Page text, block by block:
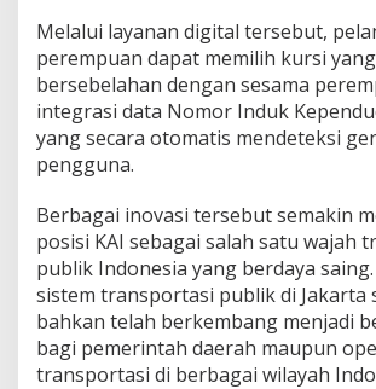
Melalui layanan digital tersebut,
perempuan dapat memilih kursi yang
bersebelahan dengan sesama
integrasi data Nomor Induk
yang secara otomatis mendeteksi
pengguna.
Berbagai inovasi tersebut semakin
posisi KAI sebagai salah satu wajah
publik Indonesia yang berdaya
sistem transportasi publik di Jakarta
bahkan telah berkembang menjadi
bagi pemerintah daerah maupun
transportasi di berbagai wilayah